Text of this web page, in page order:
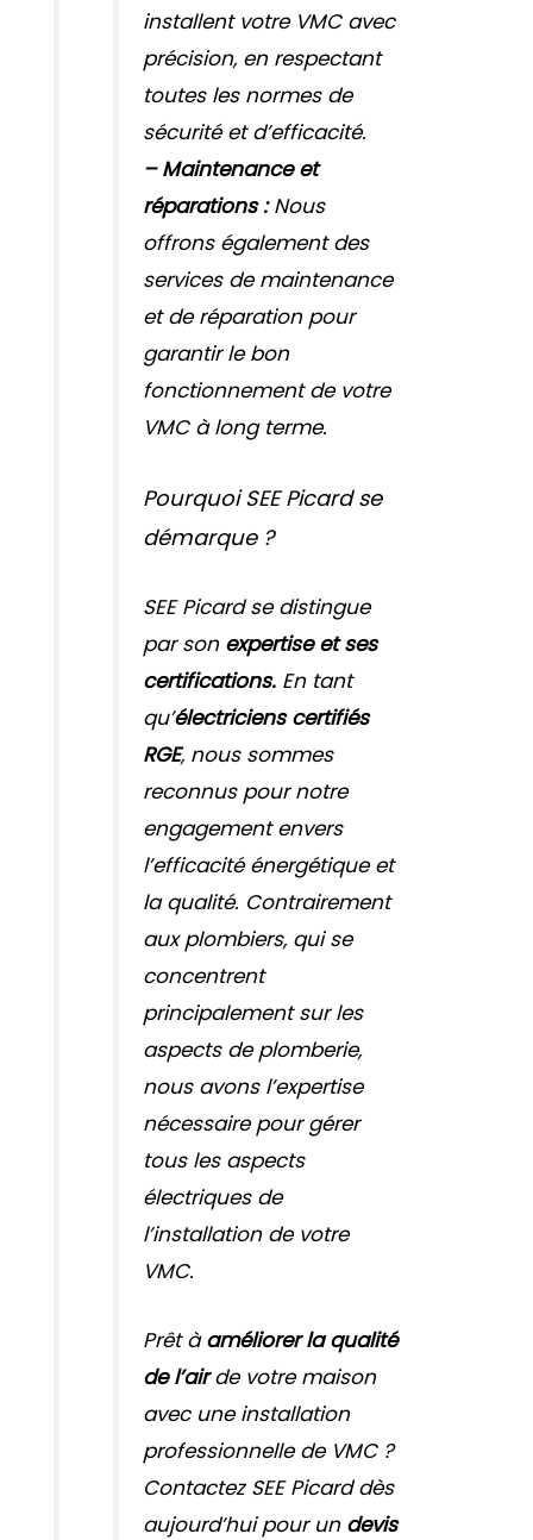
installent votre VMC avec
précision, en respectant
toutes les normes de
sécurité et d’efficacité.
– Maintenance et
réparations :Nous
offrons également des
services de maintenance
et de réparation pour
garantir le bon
fonctionnement de votre
VMC à long terme.
Pourquoi SEE Picard se
démarque ?
SEE Picard se distingue
par son expertise et ses
certifications. En tant
qu’électriciens certifiés
RGE, nous sommes
reconnus pour notre
engagement envers
l’efficacité énergétique et
la qualité. Contrairement
aux plombiers, qui se
concentrent
principalement sur les
aspects de plomberie,
nous avons l’expertise
nécessaire pour gérer
tous les aspects
électriques de
l’installation de votre
VMC.
Prêt àaméliorer la qualité
de l’airde votre maison
avec une installation
professionnelle de VMC ?
Contactez SEE Picard dès
aujourd’hui pour un devis